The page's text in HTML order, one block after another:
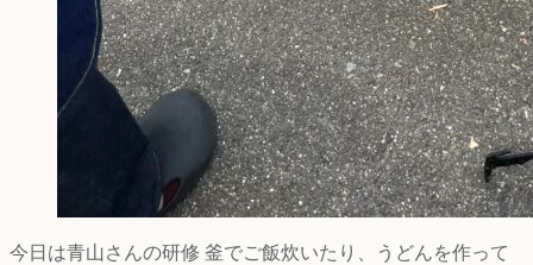
今日は青山さんの研修 釜でご飯炊いたり、うどんを作って